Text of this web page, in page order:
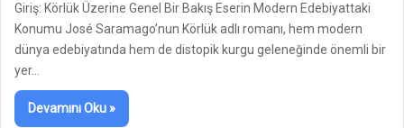
Giriş: Körlük Üzerine Genel Bir Bakış Eserin Modern Edebiyattaki
Konumu José Saramago’nun Körlük adlı romanı, hem modern
dünya edebiyatında hem de distopik kurgu geleneğinde önemli bir
yer…
Devamını Oku »